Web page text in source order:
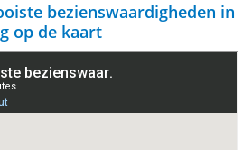
bezienswaardigheden in
op de kaart